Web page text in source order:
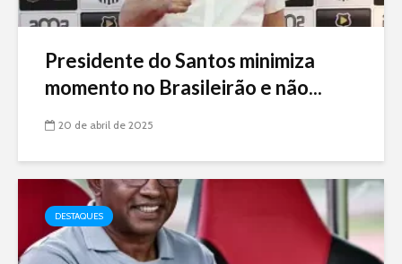
Presidente do Santos minimiza
momento no Brasileirão e não...
20 de abril de 2025
DESTAQUES